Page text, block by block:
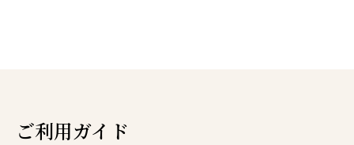
ご利用ガイド